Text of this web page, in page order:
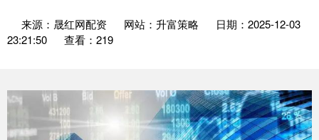
来源：晟红网配资 网站：升富策略
日期：2025-12-03
23:21:50
查看：219